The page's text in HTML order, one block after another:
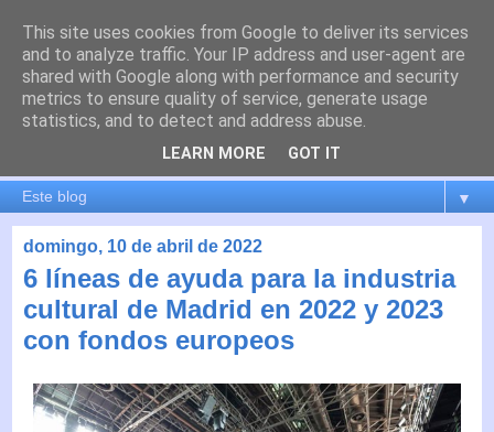
es por madrid
El blog de Madrid y su actualidad, proyectos, transporte,
movilidad, arquitectura, participación, medio ambiente,
educación, empleo, ...
▼
domingo, 10 de abril de 2022
6 líneas de ayuda para la industria
cultural de Madrid en 2022 y 2023
con fondos europeos
This site uses cookies from Google to deliver its services
and to analyze traffic. Your IP address and user-agent are
shared with Google along with performance and security
metrics to ensure quality of service, generate usage
statistics, and to detect and address abuse.
LEARN MORE GOT IT